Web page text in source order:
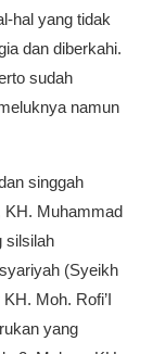
hal yang tidak
dan diberkahi.
sudah
namun
singgah
KH. Muhammad
silsilah
(Syeikh
Moh. Rofi’I
yang